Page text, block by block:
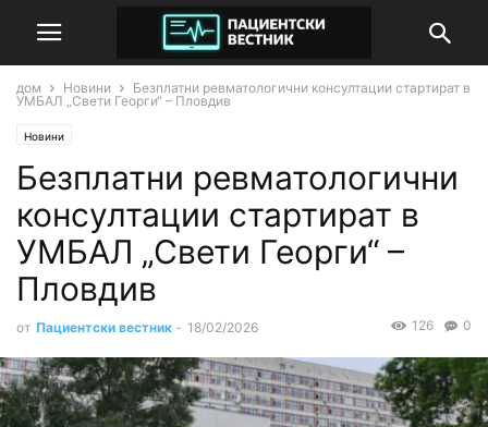
дом Новини
Безплатни ревматологични консултации стартират в
УМБАЛ „Свети Георги“ – Пловдив
Новини
Безплатни ревматологични
консултации стартират в
УМБАЛ „Свети Георги“ –
Пловдив
от Пациентски вестник - 18/02/2026 0
126